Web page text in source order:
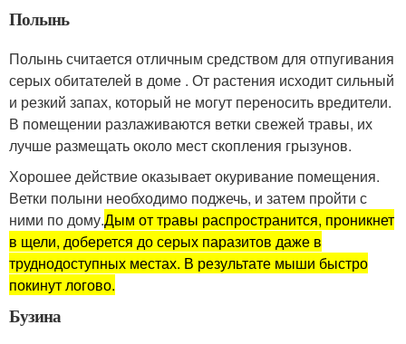
Полынь
Полынь считается отличным средством для отпугивания
серых обитателей в доме . От растения исходит сильный
и резкий запах, который не могут переносить вредители.
В помещении разлаживаются ветки свежей травы, их
лучше размещать около мест скопления грызунов.
Хорошее действие оказывает окуривание помещения.
Ветки полыни необходимо поджечь, и затем пройти с
ними по дому.Дым от травы распространится, проникнет
в щели, доберется до серых паразитов даже в
труднодоступных местах. В результате мыши быстро
покинут логово.
Бузина